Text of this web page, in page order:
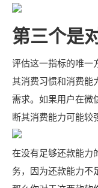
第三个是
评估这一指标的唯一
其消费习惯和消费能
需求。如果用户在微
断其消费能力可能较
在没有足够还款能力
务，因为还款能力不